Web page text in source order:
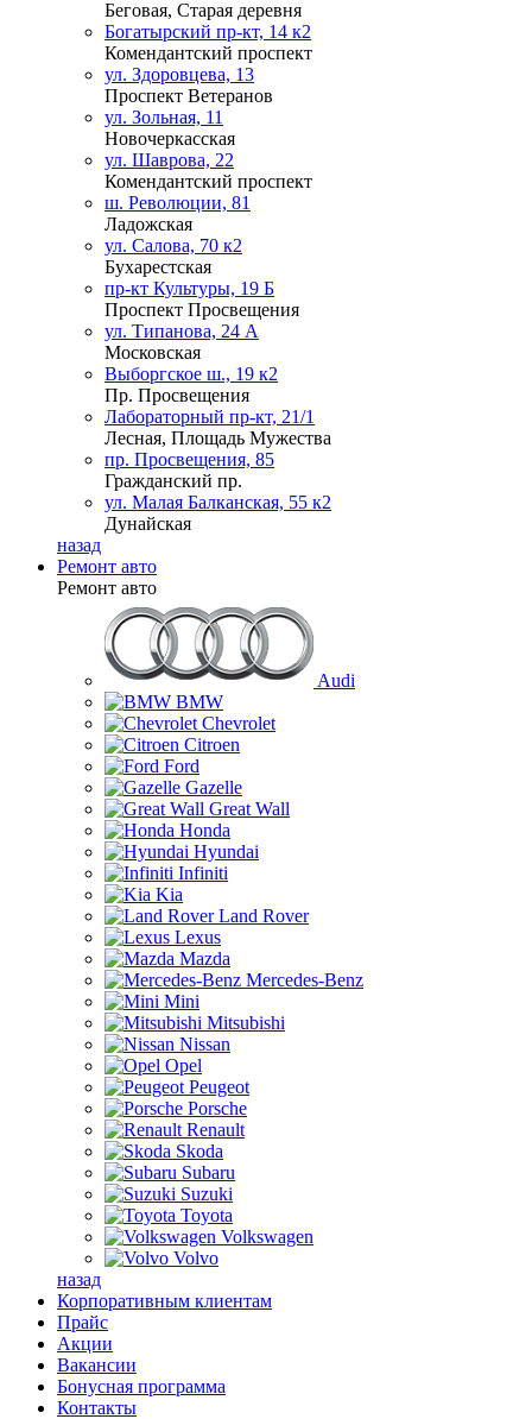
Беговая, Старая деревня
Богатырский пр-кт, 14 к2
Комендантский проспект
ул. Здоровцева, 13
Проспект Ветеранов
ул. Зольная, 11
Новочеркасская
ул. Шаврова, 22
Комендантский проспект
ш. Революции, 81
Ладожская
ул. Салова, 70 к2
Бухарестская
пр-кт Культуры, 19 Б
Проспект Просвещения
ул. Типанова, 24 А
Московская
Выборгское ш., 19 к2
Пр. Просвещения
Лабораторный пр-кт, 21/1
Лесная, Площадь Мужества
пр. Просвещения, 85
Гражданский пр.
ул. Малая Балканская, 55 к2
Дунайская
назад
Ремонт авто
Ремонт авто
Audi
BMW
Chevrolet
Citroen
Ford
Gazelle
Great Wall
Honda
Hyundai
Infiniti
Kia
Land Rover
Lexus
Mazda
Mercedes-Benz
Mini
Mitsubishi
Nissan
Opel
Peugeot
Porsche
Renault
Skoda
Subaru
Suzuki
Toyota
Volkswagen
Volvo
назад
Корпоративным клиентам
Прайс
Акции
Вакансии
Бонусная программа
Контакты